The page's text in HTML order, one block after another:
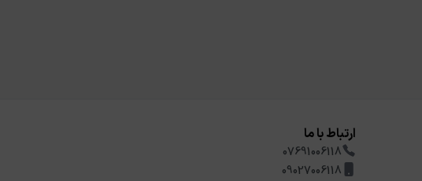
ارتباط با ما
07691006118
09027006118